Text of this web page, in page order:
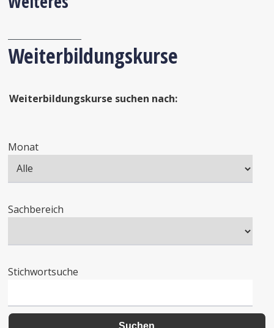
Weiterbildungskurse
Weiterbildungskurse suchen nach:
Monat
Sachbereich
Stichwortsuche